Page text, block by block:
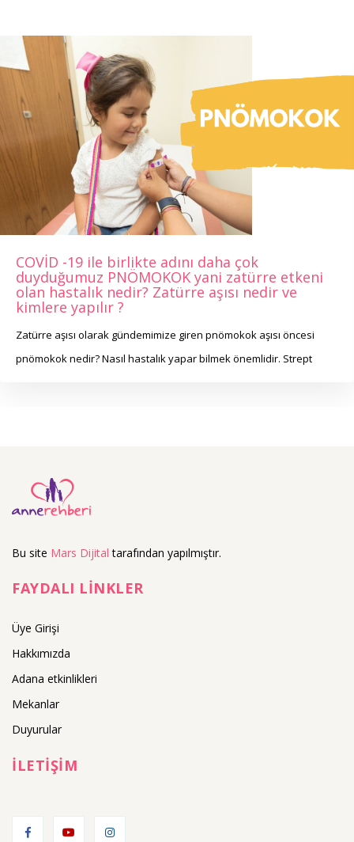
COVİD -19 ile birlikte adını daha çok
duyduğumuz PNÖMOKOK yani zatürre etkeni
olan hastalık nedir? Zatürre aşısı nedir ve
kimlere yapılır ?
Zatürre aşısı olarak gündemimize giren pnömokok aşısı öncesi
pnömokok nedir? Nasıl hastalık yapar bilmek önemlidir. Strept
Bu site Mars Dijital tarafından yapılmıştır.
FAYDALI LİNKLER
Üye Girişi
Hakkımızda
Adana etkinlikleri
Mekanlar
Duyurular
İLETİŞİM